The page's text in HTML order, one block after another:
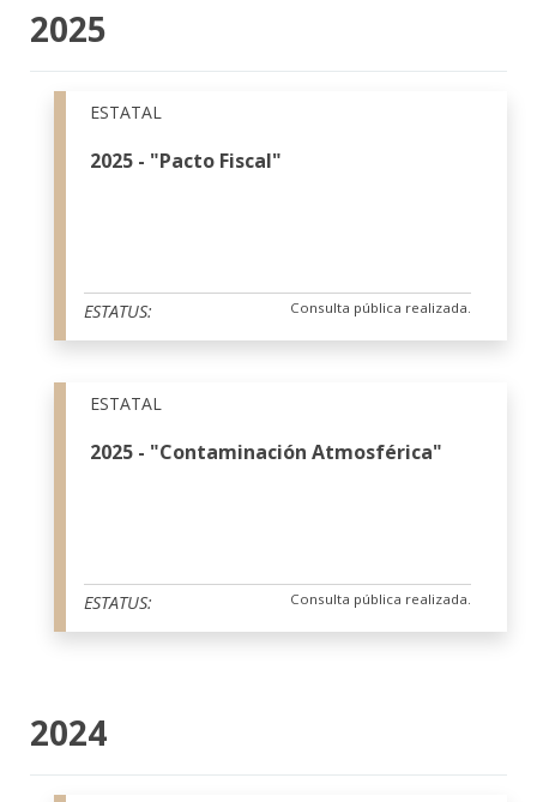
2025
ESTATAL
2025 - "Pacto Fiscal"
ESTATUS: Consulta pública realizada.
ESTATAL
2025 - "Contaminación Atmosférica"
ESTATUS: Consulta pública realizada.
2024